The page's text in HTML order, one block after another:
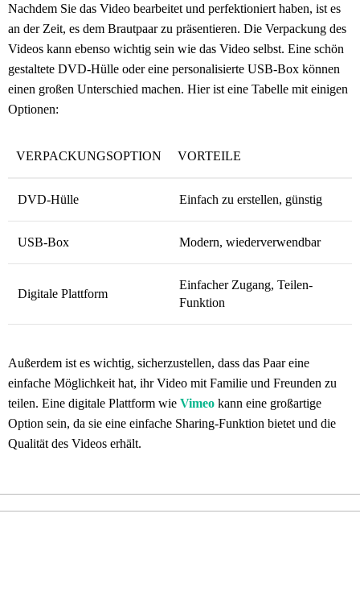
Nachdem Sie das Video bearbeitet und perfektioniert haben, ist es
an der Zeit, es dem Brautpaar zu präsentieren. Die Verpackung des
Videos kann ebenso wichtig sein wie das Video selbst. Eine schön
gestaltete DVD-Hülle oder eine personalisierte USB-Box können
einen großen Unterschied machen. Hier ist eine Tabelle mit einigen
Optionen:
VERPACKUNGSOPTION VORTEILE
DVD-Hülle Einfach zu erstellen, günstig
USB-Box Modern, wiederverwendbar
Digitale Plattform
Einfacher Zugang, Teilen-
Funktion
Außerdem ist es wichtig, sicherzustellen, dass das Paar eine
einfache Möglichkeit hat, ihr Video mit Familie und Freunden zu
teilen. Eine digitale Plattform wie Vimeo kann eine großartige
Option sein, da sie eine einfache Sharing-Funktion bietet und die
Qualität des Videos erhält.